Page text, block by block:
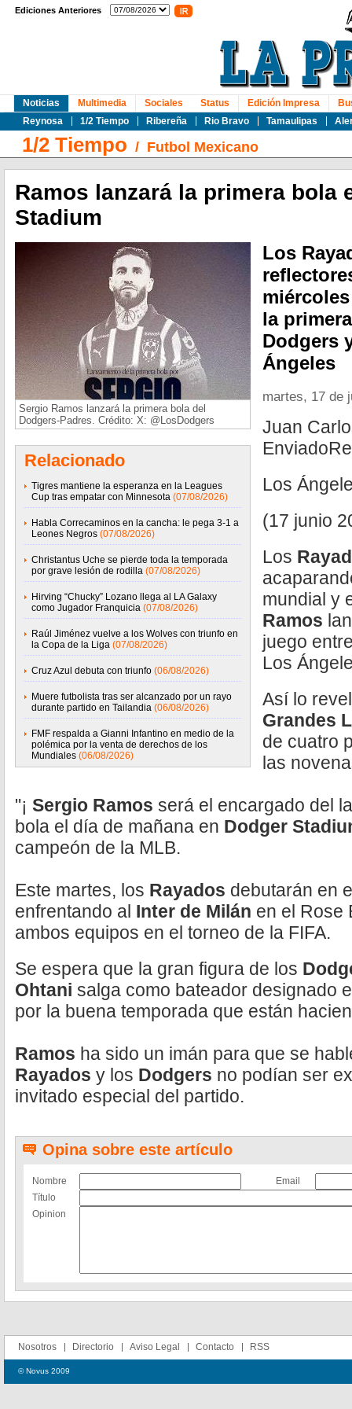
Ediciones Anteriores
Noticias
Reynosa
1/2 Tiempo Ribereña Rio Bravo Tamaulipas
Multimedia Sociales Status Edición Impresa
1/2 Tiempo / Futbol Mexicano
Ramos lanzará la primera bola
Stadium
Sergio Ramos lanzará la primera bola del
Dodgers-Padres. Crédito: X: @LosDodgers
Relacionado
Tigres mantiene la esperanza en la Leagues
Cup tras empatar con Minnesota (07/08/2026)
Habla Correcaminos en la cancha: le pega 3-1 a
Leones Negros (07/08/2026)
Christantus Uche se pierde toda la temporada
por grave lesión de rodilla (07/08/2026)
Hirving “Chucky” Lozano llega al LA Galaxy
como Jugador Franquicia (07/08/2026)
Raúl Jiménez vuelve a los Wolves con triunfo en
la Copa de la Liga (07/08/2026)
Cruz Azul debuta con triunfo (06/08/2026)
Muere futbolista tras ser alcanzado por un rayo
durante partido en Tailandia (06/08/2026)
FMF respalda a Gianni Infantino en medio de la
polémica por la venta de derechos de los
Mundiales (06/08/2026)
Los
la
Dodgers
Ángeles
martes, 17 de
Juan
Los
(17 junio
Los
mundial y
Ramos
juego
Los
Así lo
Grandes
de cuatro
las
"¡ Sergio Ramos será el encargado del
bola el día de mañana en Dodger
campeón de la MLB.
Este martes, los Rayados debutarán en
enfrentando al Inter de Milán en el Rose
ambos equipos en el torneo de la FIFA.
Se espera que la gran figura de los
Ohtani salga como bateador designado
por la buena temporada que están
Ramos ha sido un imán para que se
Rayados y los Dodgers no podían ser
invitado especial del partido.
Opina sobre este artículo
Nombre
Email
Título
Opinion
Nosotros Directorio Aviso Legal Contacto RSS
© Novus 2009